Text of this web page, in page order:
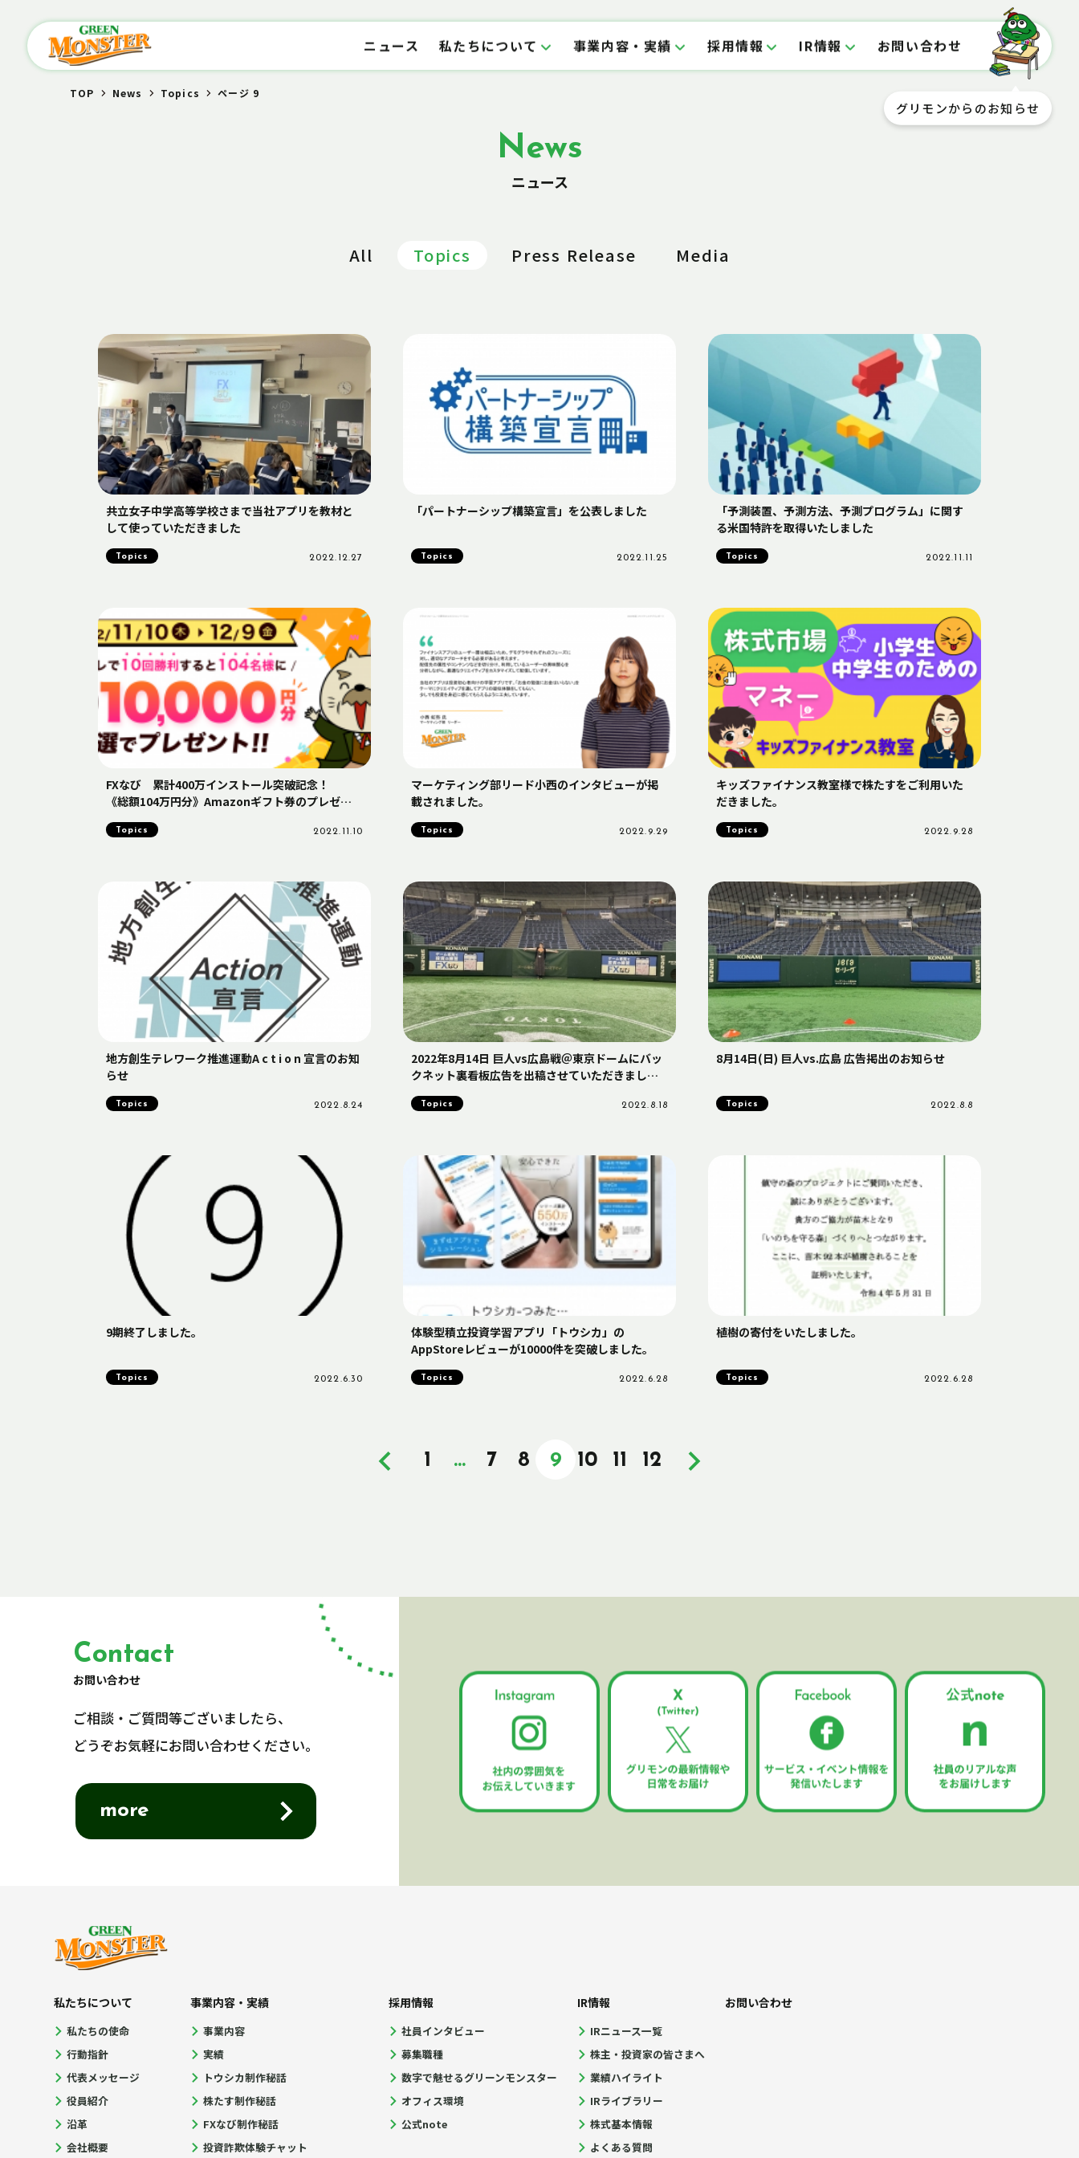
ニュース 私たちについて 事業内容・実績 採用情報 IR情報 お問い合わせ
グリモンからのお知らせ
TOP News Topics ページ 9
News
ニュース
All Topics Press Release Media
共立女子中学高等学校さまで当社アプリを教材と
して使っていただきました
Topics 2022.12.27
「パートナーシップ構築宣言」を公表しました
Topics 2022.11.25
「予測装置、予測方法、予測プログラム」に関す
る米国特許を取得いたしました
Topics 2022.11.11
FXなび 累計400万インストール突破記念！
《総額104万円分》Amazonギフト券のプレゼン
トキャンペーンを実施
Topics 2022.11.10
マーケティング部リード小西のインタビューが掲
載されました。
Topics 2022.9.29
キッズファイナンス教室様で株たすをご利用いた
だきました。
Topics 2022.9.28
地方創生テレワーク推進運動A c t i o n 宣言のお知
らせ
Topics 2022.8.24
2022年8月14日 巨人vs広島戦＠東京ドームにバッ
クネット裏看板広告を出稿させていただきまし
た。
Topics 2022.8.18
8月14日(日) 巨人vs.広島 広告掲出のお知らせ
Topics 2022.8.8
9期終了しました。
Topics 2022.6.30
体験型積立投資学習アプリ「トウシカ」の
AppStoreレビューが10000件を突破しました。
Topics 2022.6.28
植樹の寄付をいたしました。
Topics 2022.6.28
1 … 7 8 9 10 11 12
Contact
お問い合わせ
ご相談・ご質問等ございましたら、
どうぞお気軽にお問い合わせください。
more
私たちについて
私たちの使命
行動指針
代表メッセージ
役員紹介
沿革
会社概要
事業内容・実績
事業内容
実績
トウシカ制作秘話
株たす制作秘話
FXなび制作秘話
投資詐欺体験チャット
採用情報
社員インタビュー
募集職種
数字で魅せるグリーンモンスター
オフィス環境
公式note
IR情報
IRニュース一覧
株主・投資家の皆さまへ
業績ハイライト
IRライブラリー
株式基本情報
よくある質問
お問い合わせ